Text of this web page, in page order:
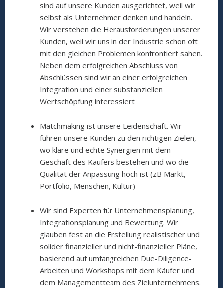
sind auf unsere Kunden ausgerichtet, weil wir
selbst als Unternehmer denken und handeln.
Wir verstehen die Herausforderungen unserer
Kunden, weil wir uns in der Industrie schon oft
mit den gleichen Problemen konfrontiert sahen.
Neben dem erfolgreichen Abschluss von
Abschlüssen sind wir an einer erfolgreichen
Integration und einer substanziellen
Wertschöpfung interessiert
Matchmaking ist unsere Leidenschaft. Wir
führen unsere Kunden zu den richtigen Zielen,
wo klare und echte Synergien mit dem
Geschäft des Käufers bestehen und wo die
Qualität der Anpassung hoch ist (zB Markt,
Portfolio, Menschen, Kultur)
Wir sind Experten für Unternehmensplanung,
Integrationsplanung und Bewertung. Wir
glauben fest an die Erstellung realistischer und
solider finanzieller und nicht-finanzieller Pläne,
basierend auf umfangreichen Due-Diligence-
Arbeiten und Workshops mit dem Käufer und
dem Managementteam des Zielunternehmens.